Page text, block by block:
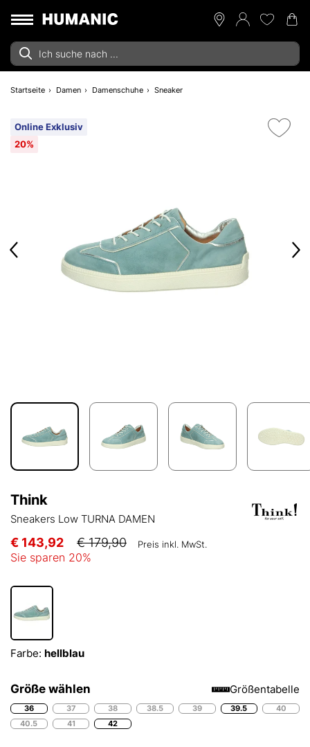
Startseite Damen Damenschuhe Sneaker
Online Exklusiv
20%
Think
Sneakers Low TURNA DAMEN
€ 143,92 € 179,90 Preis inkl. MwSt.
Sie sparen 20%
Farbe: hellblau
Größe wählen Größentabelle
36 37 38 38.5 39 39.5
40
40.5
41 42